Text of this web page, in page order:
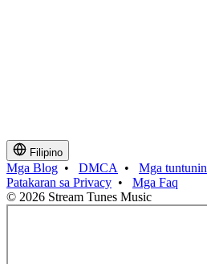
Filipino
Mga Blog • DMCA • Mga tuntunin
Patakaran sa Privacy • Mga Faq
© 2026 Stream Tunes Music